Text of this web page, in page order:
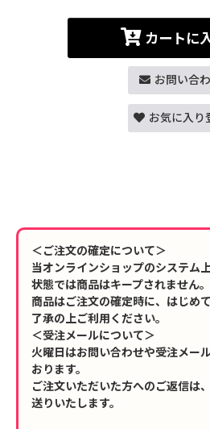
カートに
お問い合
お気に入り
＜ご注文の確定について＞
当オンラインショップのシステム
状態では商品はキープされません。
商品はご注文の確定時に、はじめ
了承の上ご利用ください。
＜受注メールについて＞
火曜日はお問い合わせや受注メー
おります。
ご注文いただいた方へのご返信は
送りいたします。